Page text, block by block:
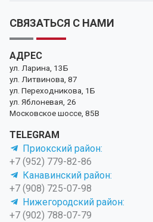
СВЯЗАТЬСЯ С НАМИ
АДРЕС
ул. Ларина, 13Б
ул. Литвинова, 87
ул. Переходникова, 1Б
ул. Яблоневая, 26
Московское шоссе, 85В
TELEGRAM
Приокский район:
+7 (952) 779-82-86
Канавинский район:
+7 (908) 725-07-98
Нижегородский район:
+7 (902) 788-07-79